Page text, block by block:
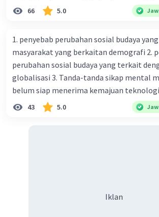
g{2}(x) = 3/2 x + 5
66 5.0
1. penyebab perubahan sosial budaya
masyarakat yang berkaitan demografi 2.
perubahan sosial budaya yang terkait
globalisasi 3. Tanda-tanda sikap mental
belum siap menerima kemajuan
modernisasi dalam kehidupan sosial
Kegiatan manusia di bidang ekonomi
menganggap jika menjadi modern adalah
43 5.0
Iklan